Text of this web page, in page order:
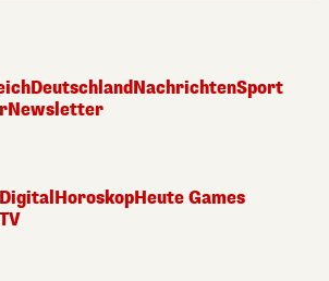
DeutschlandNachrichtenSport
Newsletter
DigitalHoroskopHeute Games